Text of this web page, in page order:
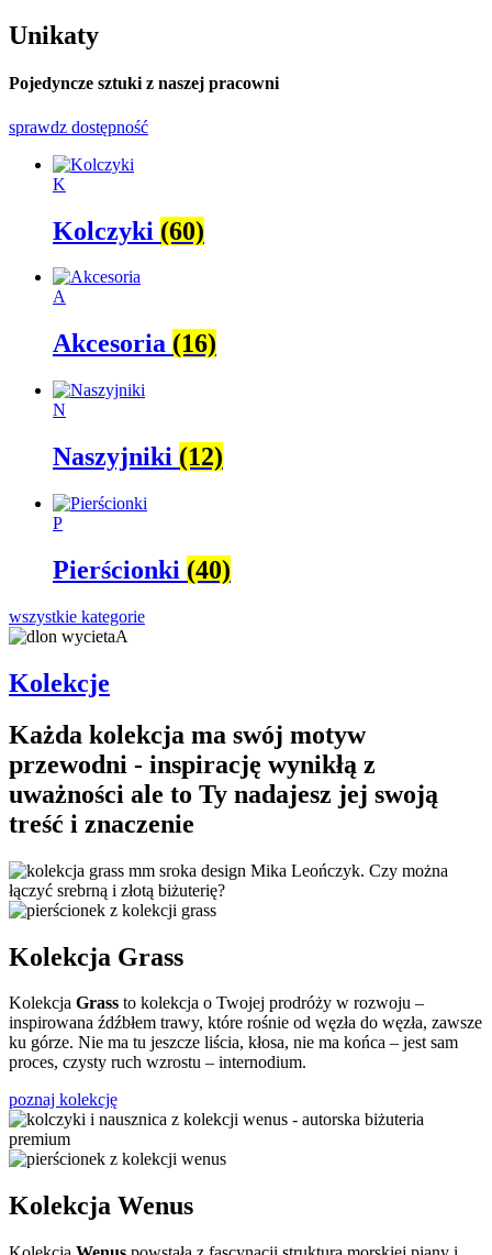
Unikaty
Pojedyncze sztuki z naszej pracowni
sprawdz dostępność
K
Kolczyki (60)
A
Akcesoria (16)
N
Naszyjniki (12)
P
Pierścionki (40)
wszystkie kategorie
Kolekcje
Każda kolekcja ma swój motyw
przewodni - inspirację wynikłą z
uważności ale to Ty nadajesz jej swoją
treść i znaczenie
Kolekcja Grass
Kolekcja Grass to kolekcja o Twojej prodróży w rozwoju –
inspirowana źdźbłem trawy, które rośnie od węzła do węzła, zawsze
ku górze. Nie ma tu jeszcze liścia, kłosa, nie ma końca – jest sam
proces, czysty ruch wzrostu – internodium.
poznaj kolekcję
Kolekcja Wenus